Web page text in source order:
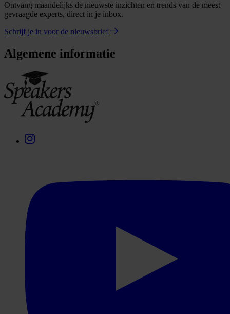
Ontvang maandelijks de nieuwste inzichten en trends van de meest
gevraagde experts, direct in je inbox.
Schrijf je in voor de nieuwsbrief
Algemene informatie